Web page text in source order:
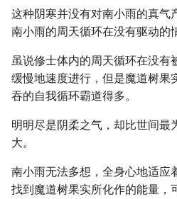
这种阴寒并没有对南小雨的真气
南小雨的周天循环在没有驱动的
虽说修士体内的周天循环在没有
缓慢地速度进行，但是魔道树果
吞的自我循环霸道得多。
明明尽是阴柔之气，却比世间最
大。
南小雨无法多想，全身心地适应
找到魔道树果实所化作的能量，